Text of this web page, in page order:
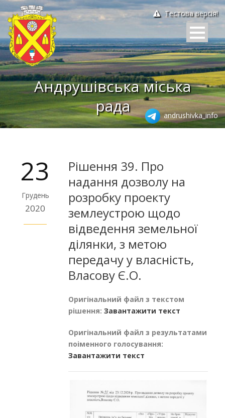
Тестова версія!
Андрушівська міська
рада
andrushivka_info
23
Грудень
2020
Рішення 39. Про
надання дозволу на
розробку проекту
землеустрою щодо
відведення земельної
ділянки, з метою
передачу у власність,
Власову Є.О.
Оригінальний файл з текстом
рішення: Завантажити текст
Оригінальний файл з результатами
поіменного голосування:
Завантажити текст